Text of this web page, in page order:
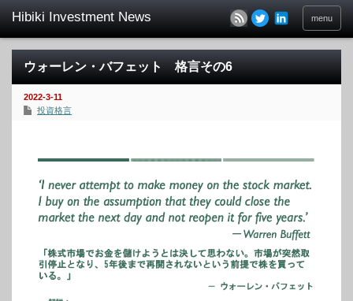
menu
ウォーレン・バフェット 格言その6
2022-3-11
投資格言